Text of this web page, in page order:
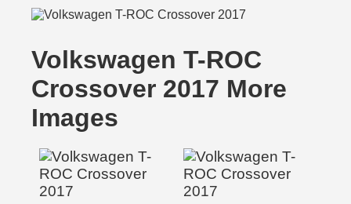
Volkswagen T-ROC
Crossover 2017 More
Images